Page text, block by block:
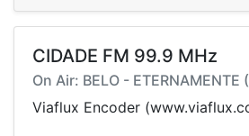
CIDADE FM 99.9 MHz
On Air: BELO - ETERNAMENTE
Viaflux Encoder